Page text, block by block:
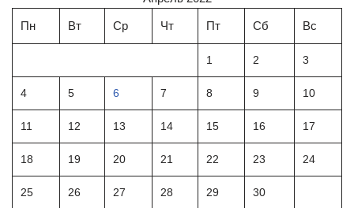
Пн Вт Ср Чт Пт Сб Вс
1 2 3
4 5 6 7 8 9 10
11 12 13 14 15 16 17
18 19 20 21 22 23 24
25 26 27 28 29 30